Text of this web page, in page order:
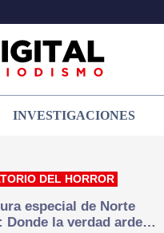
INVESTIGACIONES
DEL HORROR
especial de Norte
Donde la verdad arde…